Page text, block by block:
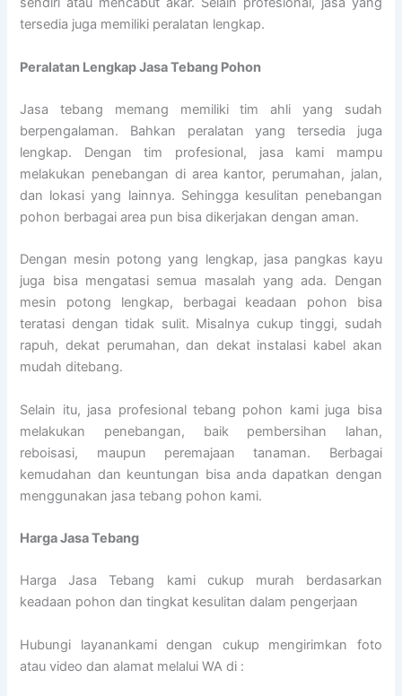
tersedia juga memiliki peralatan lengkap.
Peralatan Lengkap Jasa Tebang Pohon
Jasa tebang memang memiliki tim ahli yang sudah
berpengalaman. Bahkan peralatan yang tersedia juga
lengkap. Dengan tim profesional, jasa kami mampu
melakukan penebangan di area kantor, perumahan, jalan,
dan lokasi yang lainnya. Sehingga kesulitan penebangan
pohon berbagai area pun bisa dikerjakan dengan aman.
Dengan mesin potong yang lengkap, jasa pangkas kayu
juga bisa mengatasi semua masalah yang ada. Dengan
mesin potong lengkap, berbagai keadaan pohon bisa
teratasi dengan tidak sulit. Misalnya cukup tinggi, sudah
rapuh, dekat perumahan, dan dekat instalasi kabel akan
mudah ditebang.
Selain itu, jasa profesional tebang pohon kami juga bisa
melakukan penebangan, baik pembersihan lahan,
reboisasi, maupun peremajaan tanaman. Berbagai
kemudahan dan keuntungan bisa anda dapatkan dengan
menggunakan jasa tebang pohon kami.
Harga Jasa Tebang
Harga Jasa Tebang kami cukup murah berdasarkan
keadaan pohon dan tingkat kesulitan dalam pengerjaan
Hubungi layanankami dengan cukup mengirimkan foto
atau video dan alamat melalui WA di :